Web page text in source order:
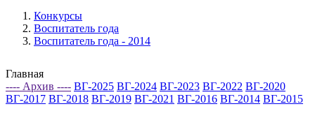
Конкурсы
Воспитатель года
Воспитатель года - 2014
Главная
---- Архив ---- ВГ-2025 ВГ-2024 ВГ-2023 ВГ-2022 ВГ-2020
ВГ-2017 ВГ-2018 ВГ-2019 ВГ-2021 ВГ-2016 ВГ-2014 ВГ-2015